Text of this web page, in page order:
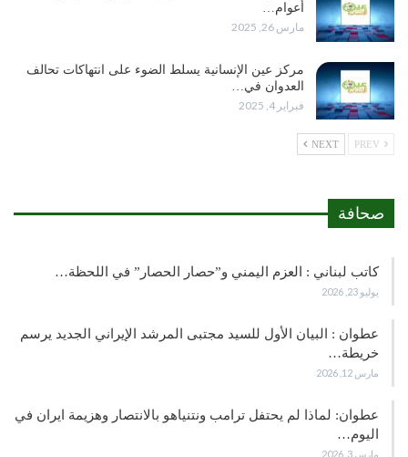
أعوام…
مارس 26, 2025
مركز عين الإنسانية يسلط الضوء على انتهاكات تحالف
العدوان في…
فبراير 4, 2025
NEXT
صحافة
كاتب لبناني : العزم اليمني و”حصار الحصار” في اللحظة…
يوليو 23, 2026
عطوان : البيان الأول للسيد مجتبى المرشد الإيراني الجديد يرسم
خريطة…
مارس 12, 2026
عطوان: لماذا لم يحتفل ترامب ونتنياهو بالانتصار وهزيمة ايران في
اليوم…
مارس 3, 2026